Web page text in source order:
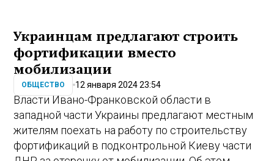
Украинцам предлагают строить
фортификации вместо
мобилизации
ОБЩЕСТВО 12 января 2024 23:54
Власти Ивано-Франковской области в
западной части Украины предлагают местным
жителям поехать на работу по строительству
фортификаций в подконтрольной Киеву части